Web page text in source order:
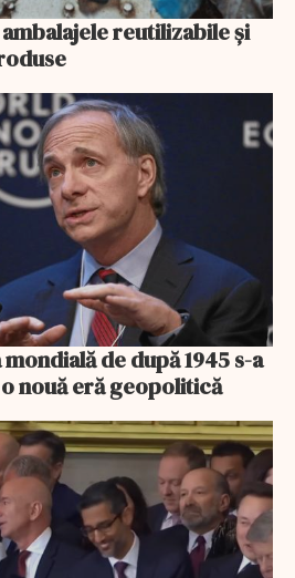
reutilizabile și
de după 1945 s-a
nouă eră geopolitică